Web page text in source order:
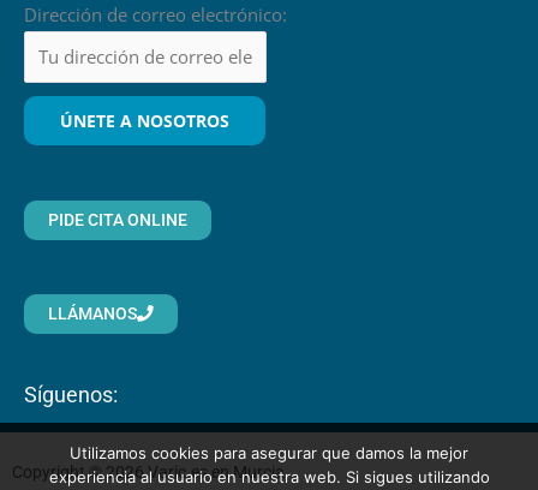
Dirección de correo electrónico:
PIDE CITA ONLINE
LLÁMANOS
Síguenos:
Copyright © 2026 Varic.es en Murcia
Utilizamos cookies para asegurar que damos la mejor
experiencia al usuario en nuestra web. Si sigues utilizando